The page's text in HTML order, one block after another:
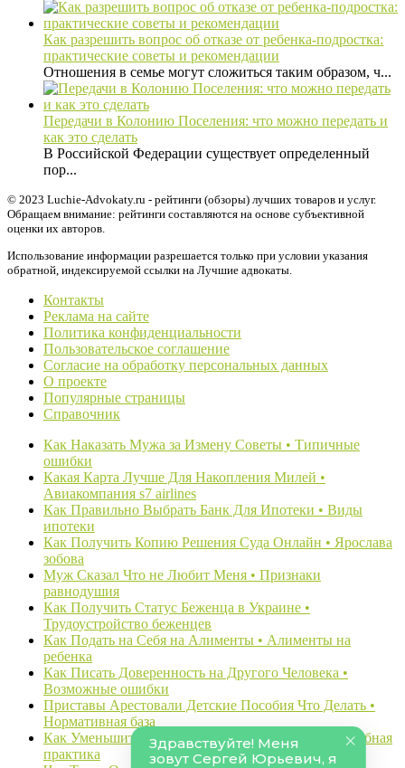
Как разрешить вопрос об отказе от ребенка-подростка:
практические советы и рекомендации
Отношения в семье могут сложиться таким образом, ч...
Передачи в Колонию Поселения: что можно передать и
как это сделать
В Российской Федерации существует определенный
пор...
© 2023 Luchie-Advokaty.ru - рейтинги (обзоры) лучших товаров и услуг.
Обращаем внимание: рейтинги составляются на основе субъективной
оценки их авторов.
Использование информации разрешается только при условии указания
обратной, индексируемой ссылки на Лучшие адвокаты.
Контакты
Реклама на сайте
Политика конфиденциальности
Пользовательское соглашение
Согласие на обработку персональных данных
О проекте
Популярные страницы
Справочник
Как Наказать Мужа за Измену Советы • Типичные
ошибки
Какая Карта Лучше Для Накопления Милей •
Авиакомпания s7 airlines
Как Правильно Выбрать Банк Для Ипотеки • Виды
ипотеки
Как Получить Копию Решения Суда Онлайн • Ярослава
зобова
Муж Сказал Что не Любит Меня • Признаки
равнодушия
Как Получить Статус Беженца в Украине •
Трудоустройство беженцев
Как Подать на Себя на Алименты • Алименты на
ребенка
Как Писать Доверенность на Другого Человека •
Возможные ошибки
Приставы Арестовали Детские Пособия Что Делать •
Нормативная база
Как Уменьшить Сумму Долга по Алиментам • Судебная
практика